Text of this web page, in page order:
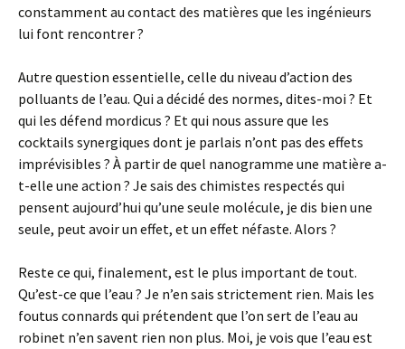
constamment au contact des matières que les ingénieurs
lui font rencontrer ?
Autre question essentielle, celle du niveau d’action des
polluants de l’eau. Qui a décidé des normes, dites-moi ? Et
qui les défend mordicus ? Et qui nous assure que les
cocktails synergiques dont je parlais n’ont pas des effets
imprévisibles ? À partir de quel nanogramme une matière a-
t-elle une action ? Je sais des chimistes respectés qui
pensent aujourd’hui qu’une seule molécule, je dis bien une
seule, peut avoir un effet, et un effet néfaste. Alors ?
Reste ce qui, finalement, est le plus important de tout.
Qu’est-ce que l’eau ? Je n’en sais strictement rien. Mais les
foutus connards qui prétendent que l’on sert de l’eau au
robinet n’en savent rien non plus. Moi, je vois que l’eau est